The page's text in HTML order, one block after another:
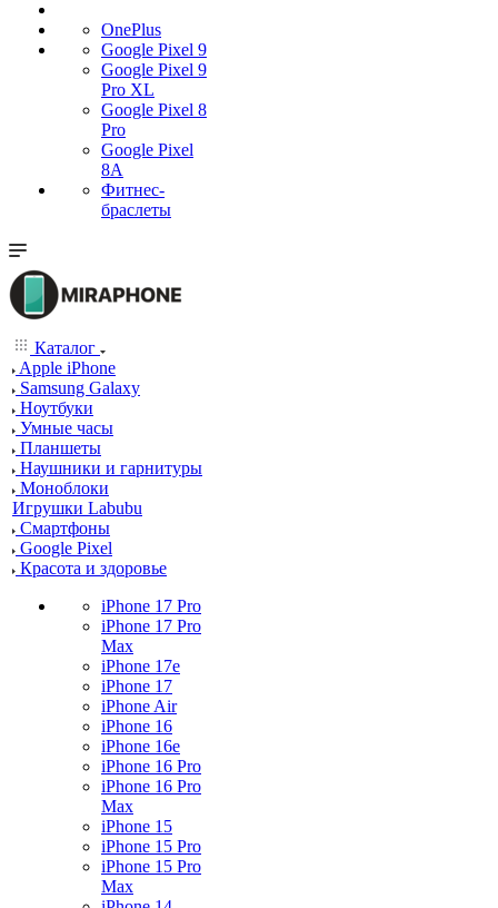
OnePlus
Google Pixel 9
Google Pixel 9
Pro XL
Google Pixel 8
Pro
Google Pixel
8A
Фитнес-
браслеты
Каталог
Apple iPhone
Samsung Galaxy
Ноутбуки
Умные часы
Планшеты
Наушники и гарнитуры
Моноблоки
Игрушки Labubu
Смартфоны
Google Pixel
Красота и здоровье
iPhone 17 Pro
iPhone 17 Pro
Max
iPhone 17e
iPhone 17
iPhone Air
iPhone 16
iPhone 16e
iPhone 16 Pro
iPhone 16 Pro
Max
iPhone 15
iPhone 15 Pro
iPhone 15 Pro
Max